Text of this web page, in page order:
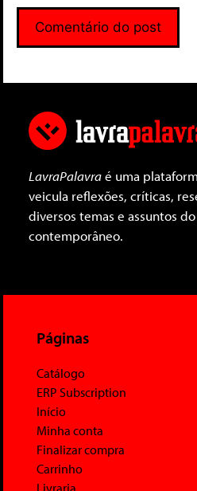
LavraPalavraé uma
veicula reflexões, críticas,
diversos temas e assuntos
contemporâneo.
Páginas
Catálogo
ERP Subscription
Início
Minha conta
Finalizar compra
Carrinho
Livraria